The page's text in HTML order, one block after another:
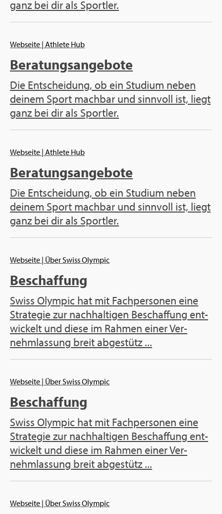
ganz bei dir als Sport­ler.
Web­sei­te | Ath­le­te Hub
Be­ra­tungs­an­ge­bo­te
Die Ent­schei­dung, ob ein Stu­di­um neben
dei­nem Sport mach­bar und sinn­voll ist, liegt
ganz bei dir als Sport­ler.
Web­sei­te | Ath­le­te Hub
Be­ra­tungs­an­ge­bo­te
Die Ent­schei­dung, ob ein Stu­di­um neben
dei­nem Sport mach­bar und sinn­voll ist, liegt
ganz bei dir als Sport­ler.
Web­sei­te | Über Swiss Olym­pic
Be­schaf­fung
Swiss Olym­pic hat mit Fach­per­so­nen eine
Stra­te­gie zur nach­hal­ti­gen Be­schaf­fung ent­
wi­ckelt und diese im Rah­men einer Ver­
nehm­las­sung breit ab­ge­stütz ...
Web­sei­te | Über Swiss Olym­pic
Be­schaf­fung
Swiss Olym­pic hat mit Fach­per­so­nen eine
Stra­te­gie zur nach­hal­ti­gen Be­schaf­fung ent­
wi­ckelt und diese im Rah­men einer Ver­
nehm­las­sung breit ab­ge­stütz ...
Web­sei­te | Über Swiss Olym­pic